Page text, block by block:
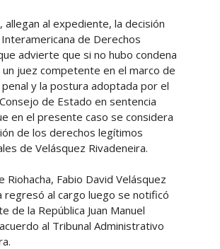
allegan al expediente, la decisión
de Derechos
advierte que si no hubo condena
juez competente en el marco de
y la postura adoptada por el
de Estado en sentencia
en el presente caso se considera
de los derechos legítimos
de Velásquez Rivadeneira.
Riohacha, Fabio David Velásquez
regresó al cargo luego se notificó
de la República Juan Manuel
al Tribunal Administrativo